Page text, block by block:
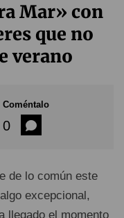
Mar» con
que no
verano
Coméntalo
0
de lo común este
excepcional,
llegado el momento